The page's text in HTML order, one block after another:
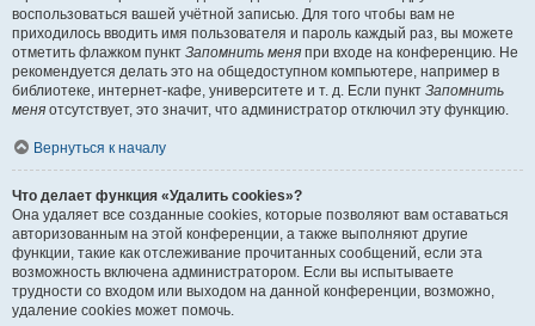
воспользоваться вашей учётной записью. Для того чтобы вам не
приходилось вводить имя пользователя и пароль каждый раз, вы можете
отметить флажком пункт Запомнить меня при входе на конференцию. Не
рекомендуется делать это на общедоступном компьютере, например в
библиотеке, интернет-кафе, университете и т. д. Если пункт Запомнить
меня отсутствует, это значит, что администратор отключил эту функцию.
Вернуться к началу
Что делает функция «Удалить cookies»?
Она удаляет все созданные cookies, которые позволяют вам оставаться
авторизованным на этой конференции, а также выполняют другие
функции, такие как отслеживание прочитанных сообщений, если эта
возможность включена администратором. Если вы испытываете
трудности со входом или выходом на данной конференции, возможно,
удаление cookies может помочь.